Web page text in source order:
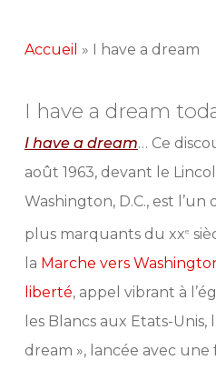
Accueil » I have a dream
I have a dream
I have a dream… Ce
août 1963, devant le
Washington, D.C., est
plus marquants du xxe
la Marche vers
liberté, appel vibrant à
les Blancs aux Etats-Unis,
dream », lancée avec